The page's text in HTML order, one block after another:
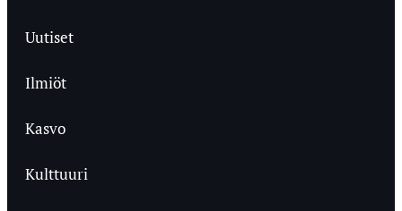
Uutiset
Ilmiöt
Kasvo
Kulttuuri